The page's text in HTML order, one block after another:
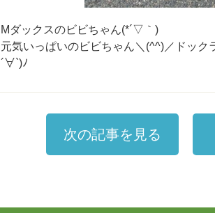
Mダックスのビビちゃん(*´▽｀)
元気いっぱいのビビちゃん＼(^^)／ドック
´∀`)ﾉ
次の記事を見る